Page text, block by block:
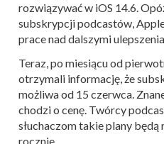
rozwiązywać w iOS 14.6.
subskrypcji podcastów,
prace nad dalszymi
Teraz, po miesiącu od
otrzymali informację, że
możliwa od 15 czerwca.
chodzi o cenę. Twórcy
słuchaczom takie plany będą
rocznie.